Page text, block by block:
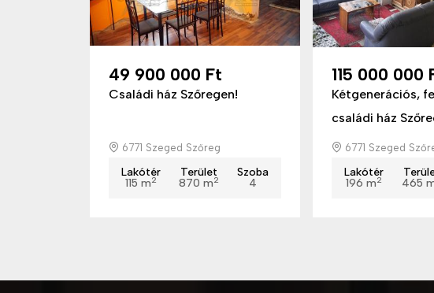
49 900 000 Ft
Családi ház Szőregen!
6771 Szeged Szőreg
Lakótér
115 m2
Terület
870 m2
Szoba
4
115 000 000
Kétgenerációs,
családi ház
6771 Szeged
Lakótér
196 m2
465